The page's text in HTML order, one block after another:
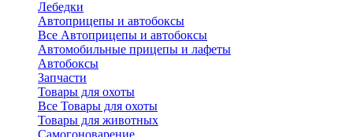
Лебедки
Автоприцепы и автобоксы
Все Автоприцепы и автобоксы
Автомобильные прицепы и лафеты
Автобоксы
Запчасти
Товары для охоты
Все Товары для охоты
Товары для животных
Самогоноварение